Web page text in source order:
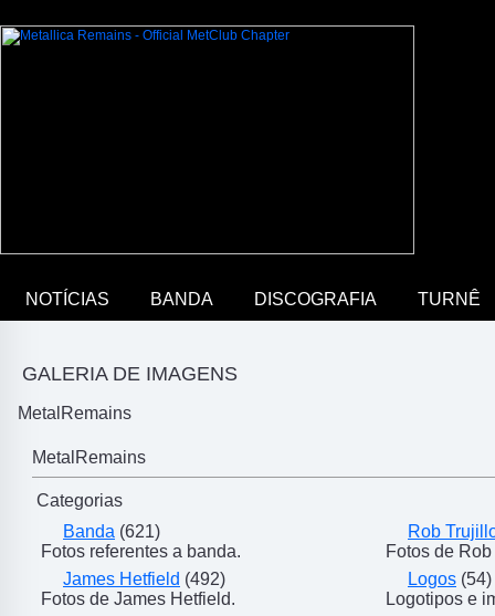
NOTÍCIAS BANDA DISCOGRAFIA TURNÊ
GALERIA DE IMAGENS
MetalRemains
MetalRemains
Categorias
Banda (621)
Fotos referentes a banda.
James Hetfield (492)
Fotos de James Hetfield.
Rob
Fotos de
Logos (54)
Logotipos e